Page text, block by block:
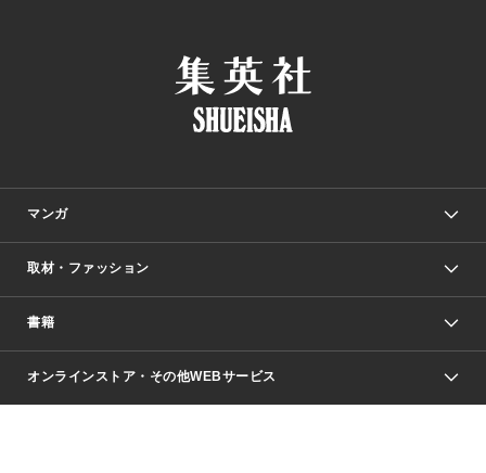
マンガ
少年マンガ
Vジャンプ
週刊ヤングジャンプ
少女マンガ
取材・ファッション
Seventeen
芸能・情報・スポーツ
書籍
文芸・文庫・総合
オンラインストア・その他WEBサービス